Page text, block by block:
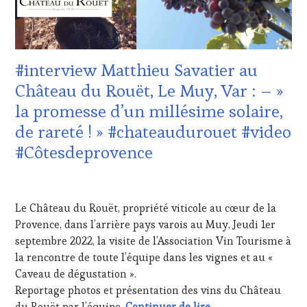
ADHÉRENT,
VIN
TOURISME,
LES
CLÉS
DU
VIN
ET
DE
LA
GUEST,
INVITATIONS
DÉGUSTATIONS,
WINE
TASTING
MÉDIAS,
PRESSE
#interview Matthieu Savatier au
Château du Rouët, Le Muy, Var : – »
la promesse d’un millésime solaire,
de rareté ! » #chateaudurouet #video
#Côtesdeprovence
2022
Le Château du Rouët, propriété viticole au cœur de la
Provence, dans l’arrière pays varois au Muy, Jeudi 1er
septembre 2022, la visite de l’Association Vin Tourisme à
la rencontre de toute l’équipe dans les vignes et au «
Caveau de dégustation ».
Reportage photos et présentation des vins du Château